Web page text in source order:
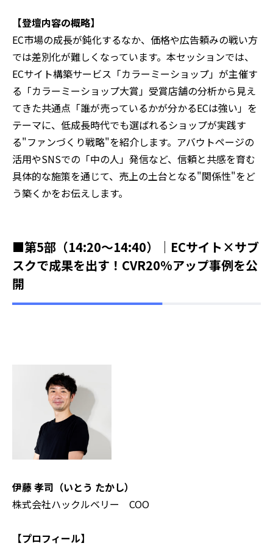
【登壇内容の概略】
EC市場の成長が鈍化するなか、価格や広告頼みの戦い方
では差別化が難しくなっています。本セッションでは、
ECサイト構築サービス「カラーミーショップ」が主催す
る「カラーミーショップ大賞」受賞店舗の分析から見え
てきた共通点「誰が売っているかが分かるECは強い」を
テーマに、低成長時代でも選ばれるショップが実践す
る"ファンづくり戦略"を紹介します。アバウトページの
活用やSNSでの「中の人」発信など、信頼と共感を育む
具体的な施策を通じて、売上の土台となる"関係性"をど
う築くかをお伝えします。
■第5部（14:20～14:40）｜ECサイト×サブ
スクで成果を出す！CVR20%アップ事例を公
開
伊藤 孝司（いとう たかし）
株式会社ハックルベリー COO
【プロフィール】